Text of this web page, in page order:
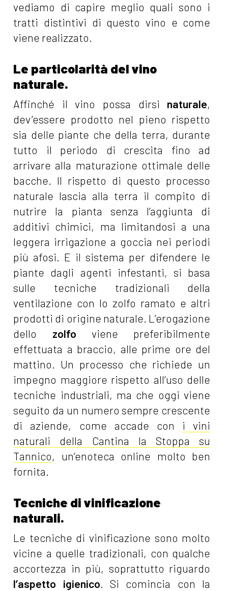
vediamo di capire meglio quali sono i
tratti distintivi di questo vino e come
viene realizzato.
Le particolarità del vino
naturale.
Affinché il vino possa dirsi naturale,
dev’essere prodotto nel pieno rispetto
sia delle piante che della terra, durante
tutto il periodo di crescita fino ad
arrivare alla maturazione ottimale delle
bacche. Il rispetto di questo processo
naturale lascia alla terra il compito di
nutrire la pianta senza l’aggiunta di
additivi chimici, ma limitandosi a una
leggera irrigazione a goccia nei periodi
più afosi. E il sistema per difendere le
piante dagli agenti infestanti, si basa
sulle tecniche tradizionali della
ventilazione con lo zolfo ramato e altri
prodotti di origine naturale. L’erogazione
dello zolfo viene preferibilmente
effettuata a braccio, alle prime ore del
mattino. Un processo che richiede un
impegno maggiore rispetto all’uso delle
tecniche industriali, ma che oggi viene
seguito da un numero sempre crescente
di aziende, come accade con i vini
naturali della Cantina la Stoppa su
Tannico, un’enoteca online molto ben
fornita.
Tecniche di vinificazione
naturali.
Le tecniche di vinificazione sono molto
vicine a quelle tradizionali, con qualche
accortezza in più, soprattutto riguardo
l’aspetto igienico. Si comincia con la